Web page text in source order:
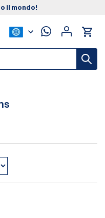
il mondo!